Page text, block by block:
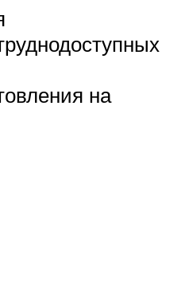
на